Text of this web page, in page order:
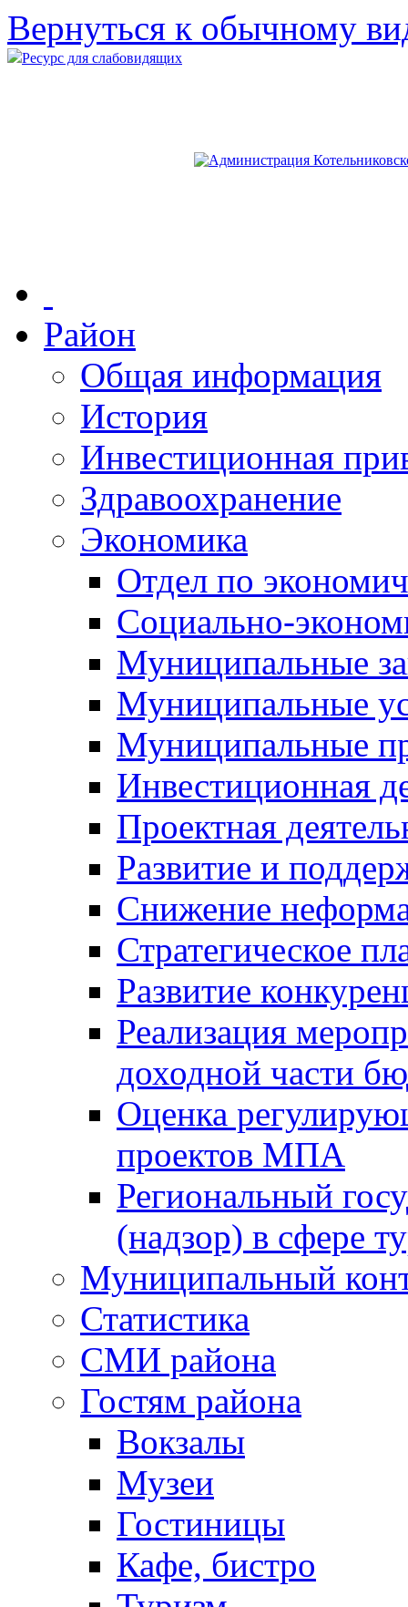
Вернуться к обычному
Ресурс для слабовидящих
Район
Общая информация
История
Инвестиционная
Здравоохранение
Экономика
Отдел по
Социально-
Муниципальные
Муниципальные
Муниципальные
Инвестиционная
Проектная
Развитие и
Снижение
Стратегическое
Развитие
Реализация
доходной части
Оценка
проектов МПА
Региональный
(надзор) в сфере
Муниципальный
Статистика
СМИ района
Гостям района
Вокзалы
Музеи
Гостиницы
Кафе, бистро